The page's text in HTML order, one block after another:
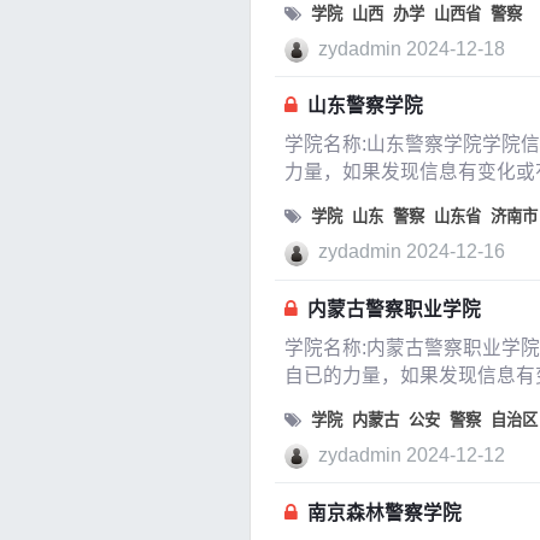
学院 山西 办学 山西省 警察
zydadmin 2024-12-18
山东警察学院
学院名称:山东警察学院学院
力量，如果发现信息有变化
学院 山东 警察 山东省 济南市
zydadmin 2024-12-16
内蒙古警察职业学院
学院名称:内蒙古警察职业学
自已的力量，如果发现信息
学院 内蒙古 公安 警察 自治区
zydadmin 2024-12-12
南京森林警察学院